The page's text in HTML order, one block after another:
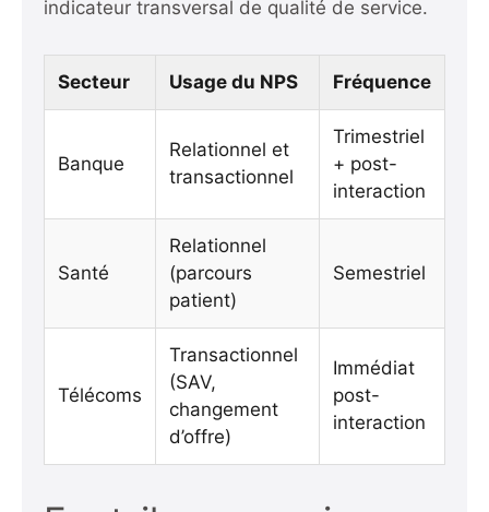
indicateur transversal de qualité de service.
Secteur Usage du NPS Fréquence
Banque
Relationnel et
transactionnel
Trimestriel
+ post-
interaction
Santé
Relationnel
(parcours
patient)
Semestriel
Télécoms
Transactionnel
(SAV,
changement
d’offre)
Immédiat
post-
interaction